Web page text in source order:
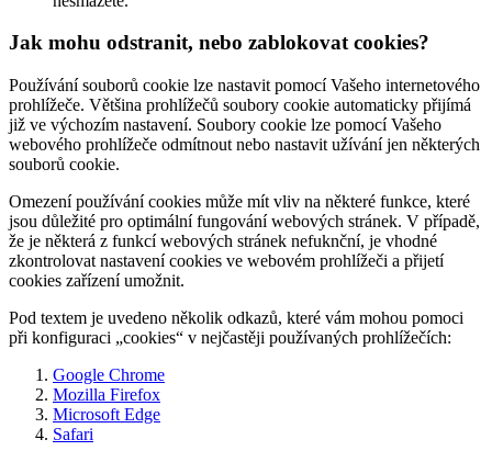
Jak mohu odstranit, nebo zablokovat cookies?
Používání souborů cookie lze nastavit pomocí Vašeho internetového
prohlížeče. Většina prohlížečů soubory cookie automaticky přijímá
již ve výchozím nastavení. Soubory cookie lze pomocí Vašeho
webového prohlížeče odmítnout nebo nastavit užívání jen některých
souborů cookie.
Omezení používání cookies může mít vliv na některé funkce, které
jsou důležité pro optimální fungování webových stránek. V případě,
že je některá z funkcí webových stránek nefuknční, je vhodné
zkontrolovat nastavení cookies ve webovém prohlížeči a přijetí
cookies zařízení umožnit.
Pod textem je uvedeno několik odkazů, které vám mohou pomoci
při konfiguraci „cookies“ v nejčastěji používaných prohlížečích:
Google Chrome
Mozilla Firefox
Microsoft Edge
Safari